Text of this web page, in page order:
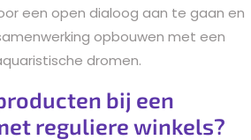
een open dialoog aan te gaan en
opbouwen met een
dromen.
bij een
reguliere winkels?